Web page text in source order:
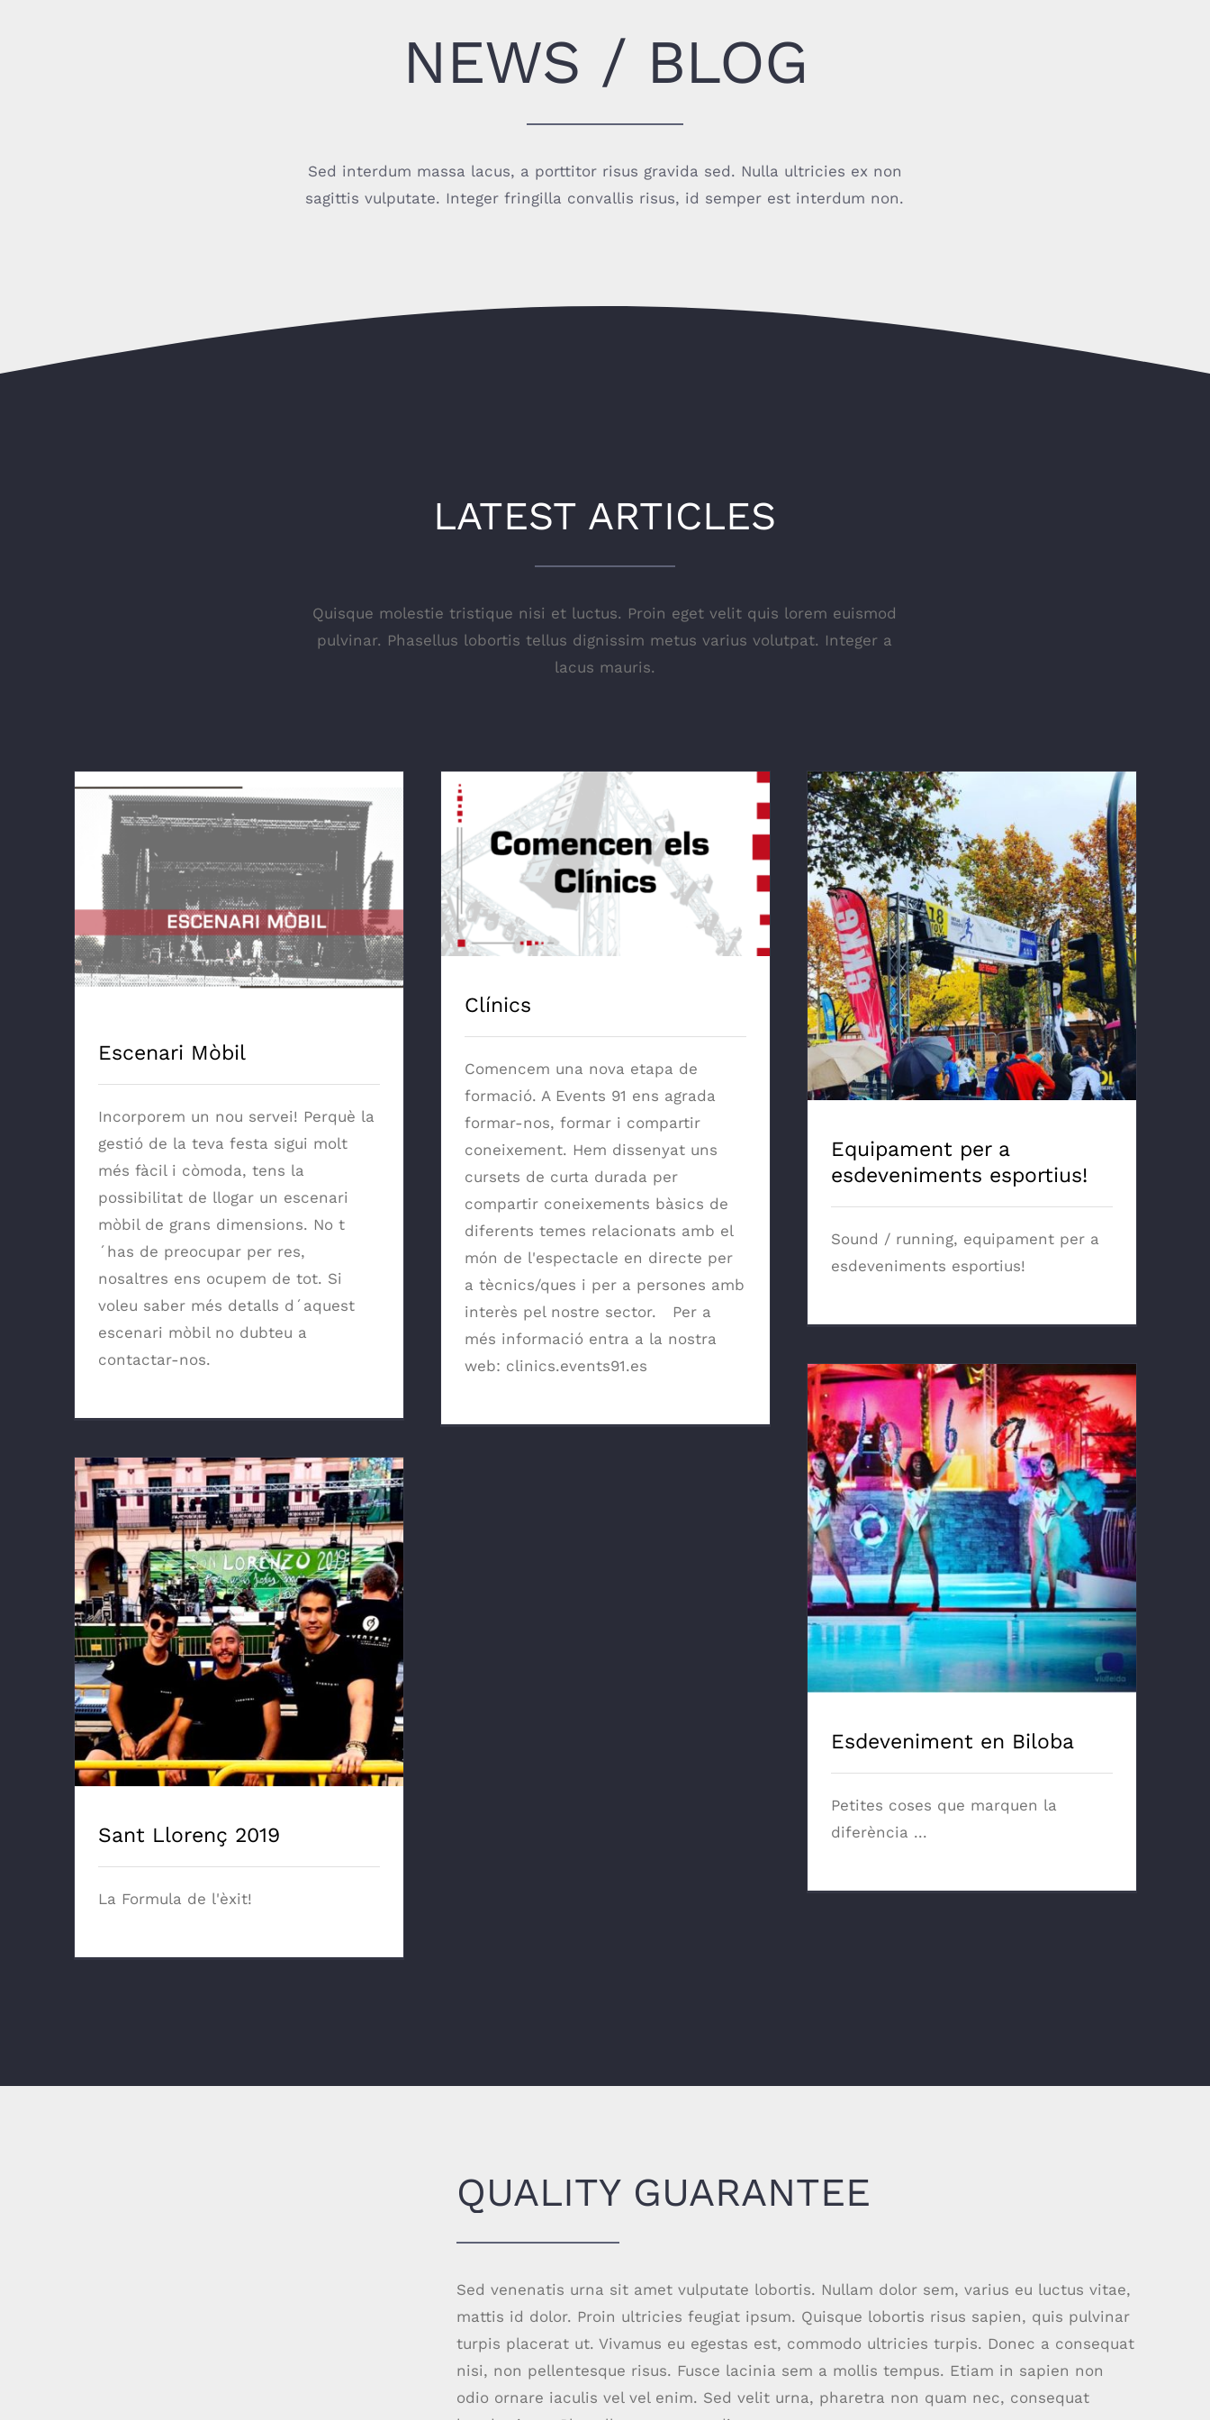
NEWS / BLOG
Sed interdum massa lacus, a porttitor risus gravida sed. Nulla ultricies ex non
sagittis vulputate. Integer fringilla convallis risus, id semper est interdum non.
LATEST ARTICLES
Quisque molestie tristique nisi et luctus. Proin eget velit quis lorem euismod
pulvinar. Phasellus lobortis tellus dignissim metus varius volutpat. Integer a
lacus mauris.
Escenari Mòbil
Escenari Mòbil
Incorporem un nou servei! Perquè la
gestió de la teva festa sigui molt
més fàcil i còmoda, tens la
possibilitat de llogar un escenari
mòbil de grans dimensions. No t
´has de preocupar per res,
nosaltres ens ocupem de tot. Si
voleu saber més detalls d´aquest
escenari mòbil no dubteu a
contactar-nos.
Clínics
Clínics
Comencem una nova etapa de
formació. A Events 91 ens agrada
formar-nos, formar i compartir
coneixement. Hem dissenyat uns
cursets de curta durada per
compartir coneixements bàsics de
diferents temes relacionats amb el
món de l'espectacle en directe per
a tècnics/ques i per a persones amb
interès pel nostre sector. Per a
més informació entra a la nostra
web: clinics.events91.es
Equipament per a esdeveniments
esportius!
Equipament per a
esdeveniments esportius!
Sound / running, equipament per a
esdeveniments esportius!
Esdeveniment en Biloba
Esdeveniment en Biloba
Petites coses que marquen la
diferència ...
Sant Llorenç 2019
Sant Llorenç 2019
La Formula de l'èxit!
QUALITY GUARANTEE
Sed venenatis urna sit amet vulputate lobortis. Nullam dolor sem, varius eu luctus vitae,
mattis id dolor. Proin ultricies feugiat ipsum. Quisque lobortis risus sapien, quis pulvinar
turpis placerat ut. Vivamus eu egestas est, commodo ultricies turpis. Donec a consequat
nisi, non pellentesque risus. Fusce lacinia sem a mollis tempus. Etiam in sapien non
odio ornare iaculis vel vel enim. Sed velit urna, pharetra non quam nec, consequat